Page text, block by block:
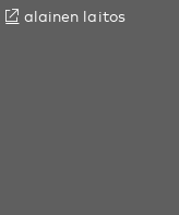
alainen laitos